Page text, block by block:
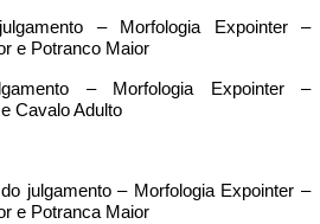
– Morfologia Expointer –
e Potranco Maior
– Morfologia Expointer –
Cavalo Adulto
julgamento – Morfologia Expointer –
e Potranca Maior